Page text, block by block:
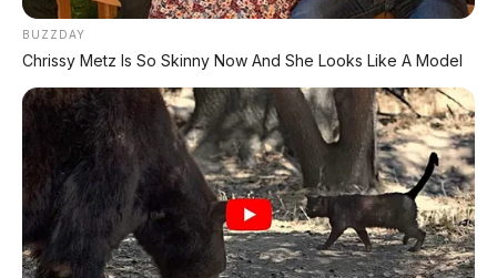
© 2026 AP Motor – Portal Otomotif Terpercaya | Sumber: Persija
Bagikan:
Postingan Terkait
BUZZDAY
Chrissy Metz Is So Skinny Now And She Looks Like A Model